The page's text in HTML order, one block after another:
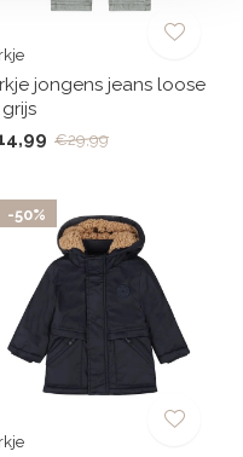
jongens jeans loose
€29,99
-50%